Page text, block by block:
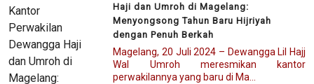
Haji dan Umroh di Magelang:
Menyongsong Tahun Baru Hijriyah
dengan Penuh Berkah
Magelang, 20 Juli 2024 – Dewangga Lil Hajj
Wal Umroh meresmikan kantor
perwakilannya yang baru di Ma...